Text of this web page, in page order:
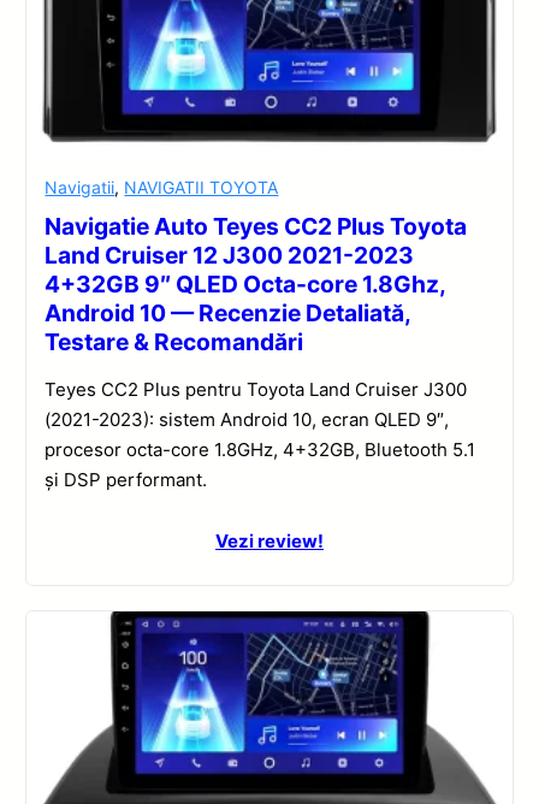
Navigatii, NAVIGATII TOYOTA
Navigatie Auto Teyes CC2 Plus Toyota
Land Cruiser 12 J300 2021-2023
4+32GB 9″ QLED Octa-core 1.8Ghz,
Android 10 — Recenzie Detaliată,
Testare & Recomandări
Teyes CC2 Plus pentru Toyota Land Cruiser J300
(2021-2023): sistem Android 10, ecran QLED 9″,
procesor octa-core 1.8GHz, 4+32GB, Bluetooth 5.1
și DSP performant.
Vezi review!